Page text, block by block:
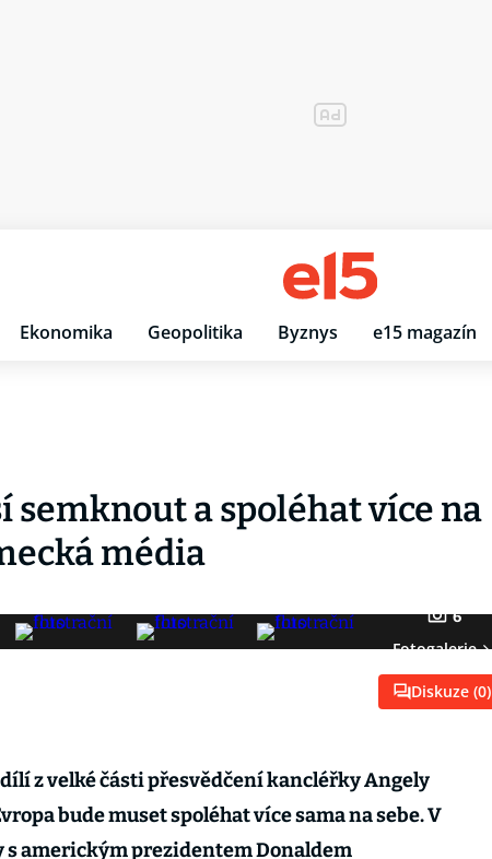
Ekonomika Geopolitika Byznys e15 magazín
semknout a spoléhat více na
média
6
Fotogalerie
Diskuze (0)
z velké části přesvědčení kancléřky Angely
bude muset spoléhat více sama na sebe. V
s americkým prezidentem Donaldem